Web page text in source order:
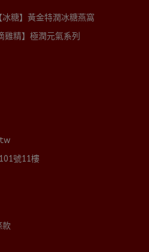
冰糖】黃金特潤冰糖燕窩
雞精】極潤元氣系列
號11樓
款